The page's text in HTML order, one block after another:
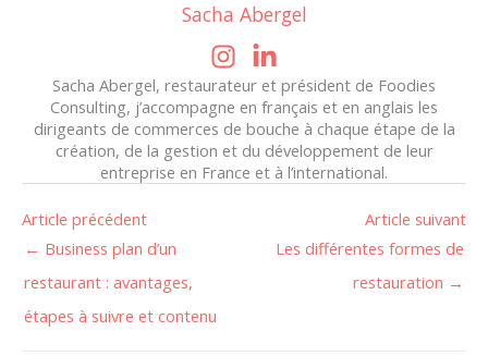
Sacha Abergel
Sacha Abergel, restaurateur et président de Foodies
Consulting, j’accompagne en français et en anglais les
dirigeants de commerces de bouche à chaque étape de la
création, de la gestion et du développement de leur
entreprise en France et à l’international.
Article précédent
← Business plan d’un
restaurant : avantages,
étapes à suivre et contenu
Article suivant
Les différentes formes de
restauration →